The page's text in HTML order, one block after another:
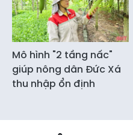
Mô hình "2 tầng nấc"
giúp nông dân Đức Xá
thu nhập ổn định